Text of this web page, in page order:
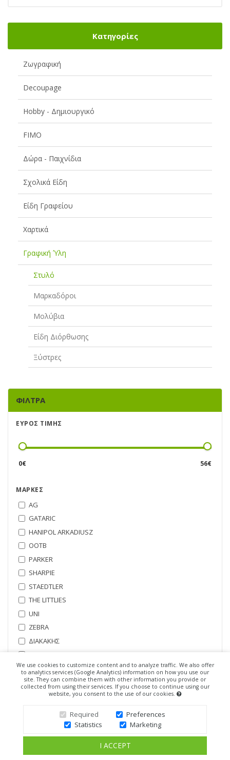
We use cookies to customize content and to analyze traffic. We also offer
to analytics services (Google Analytics) information on how you use our
site. They can combine them with other information you provide or
collected from using their services. If you choose to continue using our
website, you consent to the use of our cookies.
Required
Preferences
Statistics
Marketing
I ACCEPT
Κατηγορίες
Ζωγραφική
Decoupage
Hobby - Δημιουργικό
FIMO
Δώρα - Παιχνίδια
Σχολικά Είδη
Είδη Γραφείου
Χαρτικά
Γραφική Ύλη
Στυλό
Μαρκαδόροι
Μολύβια
Είδη Διόρθωσης
Ξύστρες
ΦΊΛΤΡΑ
ΕΎΡΟΣ ΤΙΜΉΣ
0€ 56€
ΜΆΡΚΕΣ
AG
GATARIC
HANIPOL ARKADIUSZ
OOTB
PARKER
SHARPIE
STAEDTLER
THE LITTLIES
UNI
ZEBRA
ΔΙΑΚΑΚΗΣ
Sunday
ITEM INTERNATIONAL
FABER CASTELL